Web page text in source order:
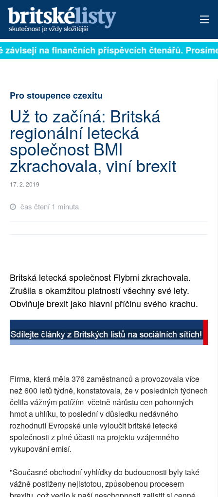
PŘIHLÁSIT
ARCHIV
ROZHOVORY
TÉMATA
NEJČTENĚJŠÍ ZA 7 DNÍ
AUTOŘI
PŘÍSPĚVKY NA PROVOZ
PLNÁ VERZE STRÁNEK
na finančních příspěvcích čtenářů.
Pro stoupence czexitu
Už to začíná: Britská
regionální letecká
společnost BMI
zkrachovala, viní brexit
17. 2. 2019
čas čtení 1 minuta
Britská letecká společnost Flybmi zkrachovala.
Zrušila s okamžitou platností všechny své lety.
Obviňuje brexit jako hlavní příčinu svého krachu.
Firma, která měla 376 zaměstnanců a provozovala více
než 600 letů týdně, konstatovala, že v posledních týdnech
čelila vážným potížím včetně nárůstu cen pohonných
hmot a uhlíku, to poslední v důsledku nedávného
rozhodnutí Evropské unie vyloučit britské letecké
společnosti z plné účasti na projektu vzájemného
vykupování emisí.
"Současné obchodní vyhlídky do budoucnosti byly také
vážně postiženy nejistotou, způsobenou procesem